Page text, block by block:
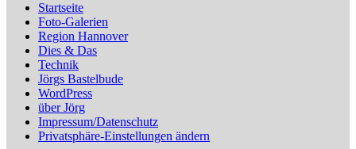
Startseite
Foto-Galerien
Region Hannover
Dies & Das
Technik
Jörgs Bastelbude
WordPress
über Jörg
Impressum/Datenschutz
Privatsphäre-Einstellungen ändern